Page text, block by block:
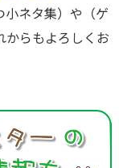
小ネタ集）や（ゲ
からもよろしくお